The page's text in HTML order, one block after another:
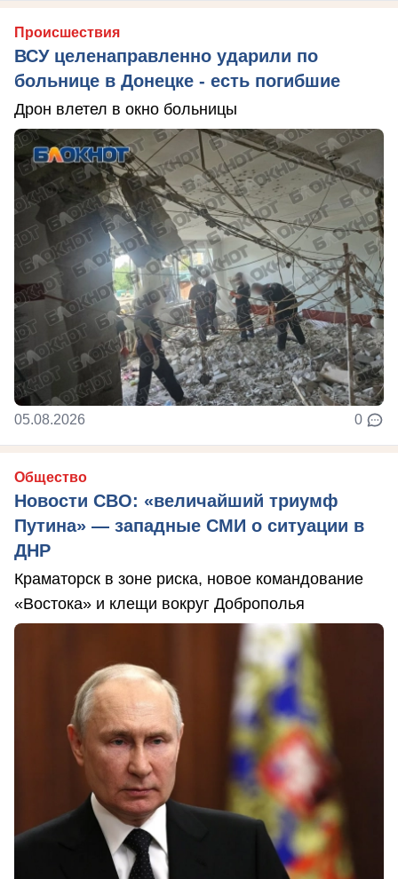
Происшествия
ВСУ целенаправленно ударили по
больнице в Донецке - есть погибшие
Дрон влетел в окно больницы
05.08.2026 0
Общество
Новости СВО: «величайший триумф
Путина» — западные СМИ о ситуации в
ДНР
Краматорск в зоне риска, новое командование
«Востока» и клещи вокруг Доброполья